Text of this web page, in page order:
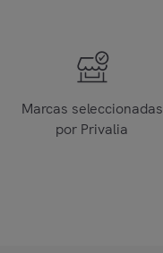
Marcas seleccionadas
por Privalia